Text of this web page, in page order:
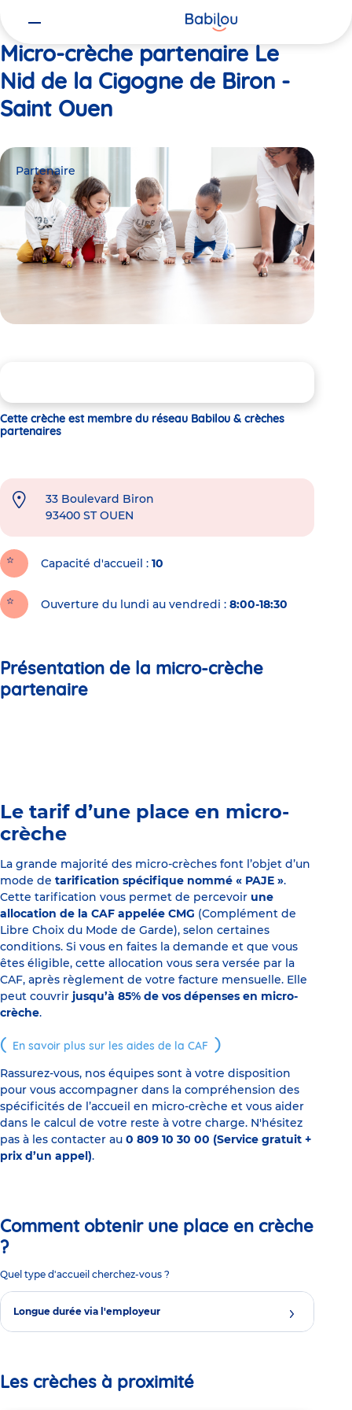
Micro-crèche partenaire Le
Nid de la Cigogne de Biron -
Saint Ouen
Partenaire
Cette crèche est membre du réseau Babilou & crèches
partenaires
33 Boulevard Biron
93400 ST OUEN
Capacité d'accueil 10
Ouverture du lundi au vendredi : 8:00-18:30
Présentation de la micro-crèche
partenaire
Le tarif d’une place en micro-
crèche
La grande majorité des micro-crèches font l’objet d’un
mode de tarification spécifique nommé « PAJE ».
Cette tarification vous permet de percevoir une
allocation de la CAF appelée CMG (Complément de
Libre Choix du Mode de Garde), selon certaines
conditions. Si vous en faites la demande et que vous
êtes éligible, cette allocation vous sera versée par la
CAF, après règlement de votre facture mensuelle. Elle
peut couvrir jusqu’à 85% de vos dépenses en micro-
crèche.
En savoir plus sur les aides de la CAF
Rassurez-vous, nos équipes sont à votre disposition
pour vous accompagner dans la compréhension des
spécificités de l’accueil en micro-crèche et vous aider
dans le calcul de votre reste à votre charge. N'hésitez
pas à les contacter au 0 809 10 30 00 (Service gratuit +
prix d’un appel).
Comment obtenir une place en crèche
?
Quel type d'accueil cherchez-vous ?
Longue durée via l'employeur
Les crèches à proximité